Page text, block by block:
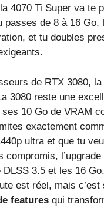
la 4070 Ti Super va te
passes de 8 à 16 Go,
et tu doubles
de RTX 3080,
3080 reste une
10 Go de VRAM
exactement
ultra et que tu
compromis,
DLSS 3.5 et les 16
est réel, mais c’est
features qui